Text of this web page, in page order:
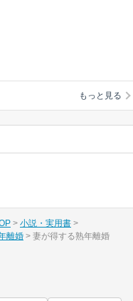
もっと見る
小説・実用書
離婚 妻が得する熟年離婚